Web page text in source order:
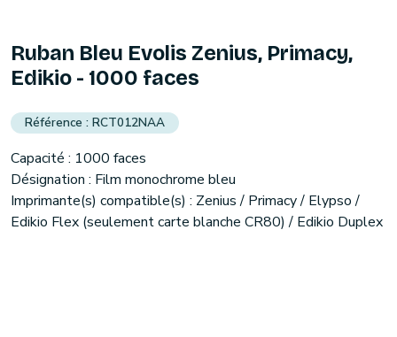
Ruban Bleu Evolis Zenius, Primacy,
Edikio - 1000 faces
RCT012NAA
Capacité : 1000 faces
Désignation : Film monochrome bleu
Imprimante(s) compatible(s) : Zenius / Primacy / Elypso /
Edikio Flex (seulement carte blanche CR80) / Edikio Duplex